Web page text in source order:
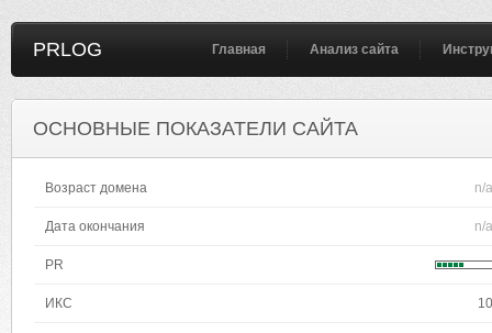
PRLOG Главная Анализ сайта
ОСНОВНЫЕ ПОКАЗАТЕЛИ САЙТА
Возраст домена n/a
Дата окончания n/a
PR
ИКС 10